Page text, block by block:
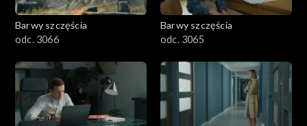
Barwy szczęścia
odc. 3066
Barwy szczęścia
odc. 3065